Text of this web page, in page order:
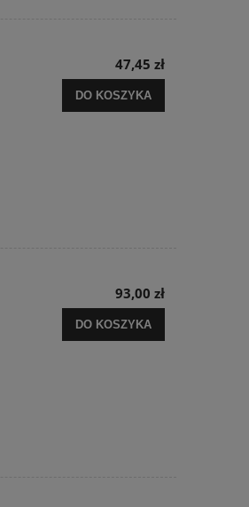
47,45 zł
DO KOSZYKA
93,00 zł
DO KOSZYKA